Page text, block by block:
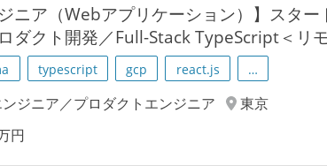
ニア（Webアプリケーション）】スター
ダクト開発／Full-Stack TypeScript＜リ
typescript gcp react.js …
ジニア／プロダクトエンジニア
東京
円